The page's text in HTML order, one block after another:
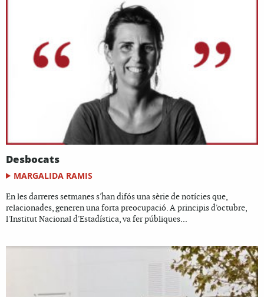
Desbocats
MARGALIDA RAMIS
En les darreres setmanes s'han difós una sèrie de notícies que,
relacionades, generen una forta preocupació. A principis d'octubre,
l'Institut Nacional d'Estadística, va fer públiques...